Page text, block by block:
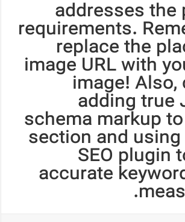
addresses the
requirements.
replace the
image URL with
image!
adding true
schema markup
section and
SEO plugin
accurate